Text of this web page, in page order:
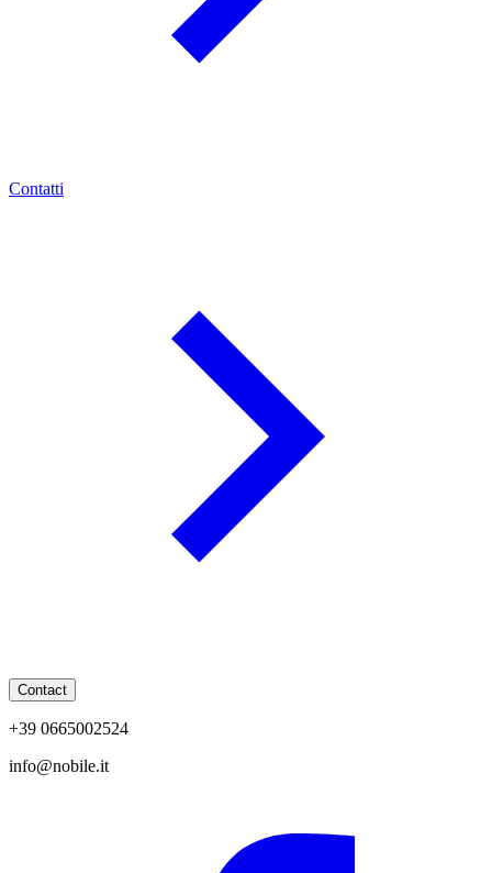
Contatti
Contact
+39 0665002524
info@nobile.it